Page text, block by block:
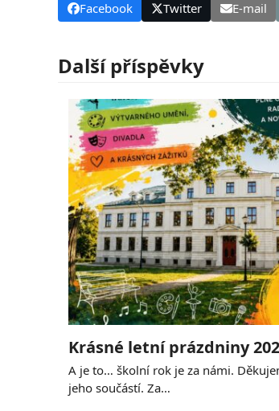
Facebook Twitter E-mail
Další příspěvky
Krásné letní prázdniny
A je to… školní rok je za námi.
jeho součástí. Za…